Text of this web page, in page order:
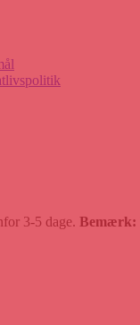
3-5 dage. Bemærk: